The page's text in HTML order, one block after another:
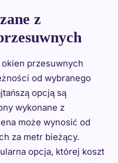
z
okien przesuwnych
od wybranego
opcją są
wykonane z
może wynosić od
za metr bieżący.
opcja, której koszt